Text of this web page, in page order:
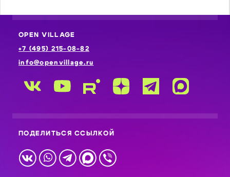
OPEN VILLAGE
+7 (495) 215-08-82
info@openvillage.ru
ПОДЕЛИТЬСЯ ССЫЛКОЙ